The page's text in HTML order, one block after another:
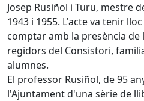
Josep Rusiñol i Turu, mestre
1943 i 1955. L'acte va tenir
comptar amb la presència de
regidors del Consistori,
alumnes.
El professor Rusiñol, de 95
l'Ajuntament d'una sèrie de